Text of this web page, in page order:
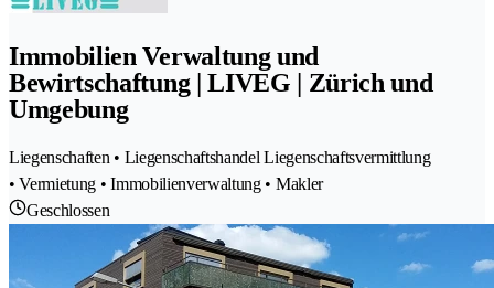
Immobilien Verwaltung und
Bewirtschaftung | LIVEG | Zürich und
Umgebung
Liegenschaften • Liegenschaftshandel Liegenschaftsvermittlung
• Vermietung • Immobilienverwaltung • Makler
Geschlossen